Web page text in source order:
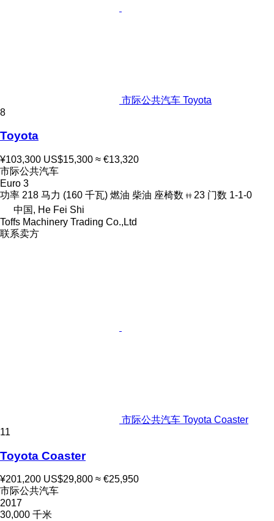
市际公共汽车 Toyota
8
Toyota
¥103,300 US$15,300 ≈ €13,320
市际公共汽车
Euro 3
功率 218 马力 (160 千瓦) 燃油 柴油 座椅数 23 门数 1-1-0
中国, He Fei Shi
Toffs Machinery Trading Co.,Ltd
联系卖方
市际公共汽车 Toyota Coaster
11
Toyota Coaster
¥201,200 US$29,800 ≈ €25,950
市际公共汽车
2017
30,000 千米